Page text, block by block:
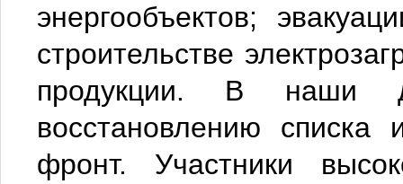
энергообъектов;
строительстве
продукции. В наши
восстановлению
фронт. Участники